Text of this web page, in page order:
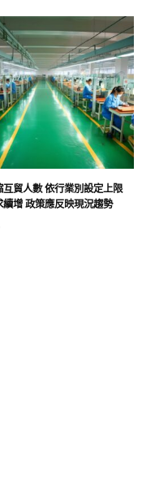
互貿人數 依行業別設定上限
續增 政策應反映現況趨勢